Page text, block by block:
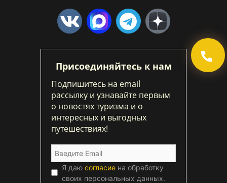
Присоединяйтесь к нам
Подпишитесь на email
рассылку и узнавайте первым
о новостях туризма и о
интересных и выгодных
путешествиях!
Я даю согласие на обработку
своих персональных данных.